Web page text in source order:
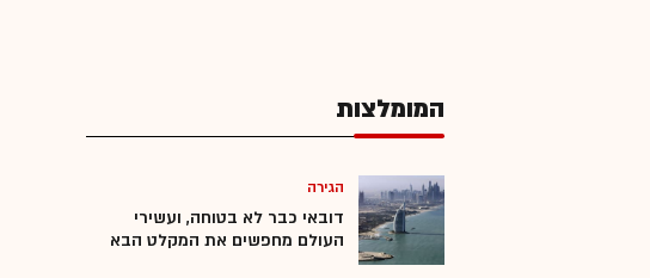
המומלצות
הגירה
דובאי כבר לא בטוחה, ועשירי
העולם מחפשים את המקלט הבא